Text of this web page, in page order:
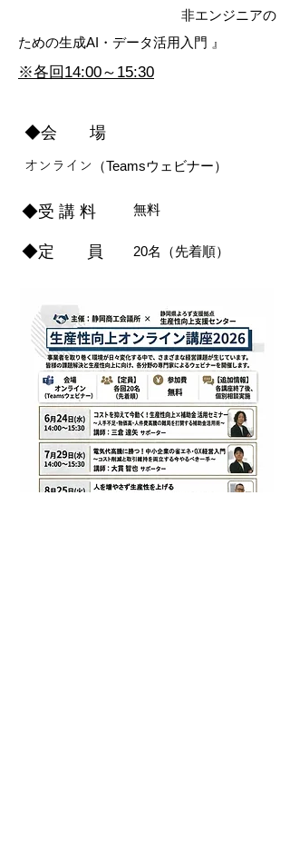
非エンジニアの
ための生成AI・データ活用入門 』
※各回14:00～15:30
◆会 場
​オンライン （Teamsウェビナー）
◆受 講 料
◆定 員
​無料
​20名（先着順）